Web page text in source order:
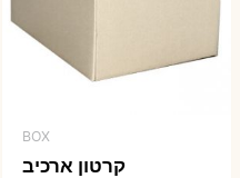
BOX
קרטון ארכיב